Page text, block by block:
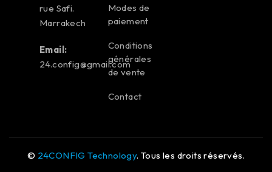
rue Safi.
Marrakech
Email:
24.config@gmail.com
Modes de
paiement
Conditions
générales
de vente
Contact
© 24CONFIG Technology. Tous les droits réservés.